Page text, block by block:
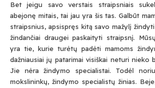
Bet jeigu savo verstais straipsniais
abejonę mitais, tai jau yra šis tas. Galbūt
straipsnius, apsispręs kitą savo mažylį
žindančiai draugei paskaityti straipsnį.
yra tie, kurie turėtų padėti mamoms
dažniausiai jų patarimai visiškai neturi nieko
Jie nėra žindymo specialistai. Todėl
mokslininkų, žindymo specialistų žinias.